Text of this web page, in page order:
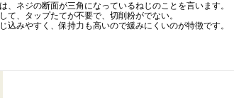
、ネジの断面が三角になっているねじのことを言います。
て、タップたてが不要で、切削粉がでない。
込みやすく、保持力も高いので緩みにくいのが特徴です。